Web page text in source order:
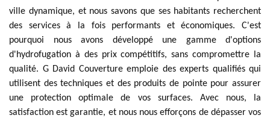
ville dynamique, et nous savons que ses habitants recherchent
des services à la fois performants et économiques. C'est
pourquoi nous avons développé une gamme d'options
d'hydrofugation à des prix compétitifs, sans compromettre la
qualité. G David Couverture emploie des experts qualifiés qui
utilisent des techniques et des produits de pointe pour assurer
une protection optimale de vos surfaces. Avec nous, la
satisfaction est garantie, et nous nous efforçons de dépasser vos